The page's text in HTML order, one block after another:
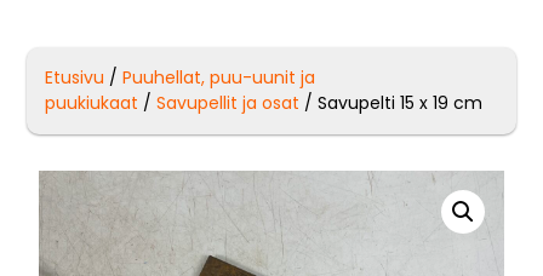
Etusivu /Puuhellat, puu-uunit ja
puukiukaat /Savupellit ja osat / Savupelti 15 x 19 cm